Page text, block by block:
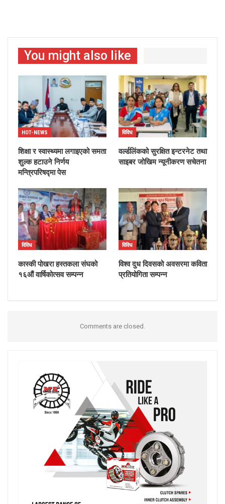
You might also like
HOT-NEWS
शिक्षा र स्वास्थ्यमा लगाइएको समता
शुल्क हटाउने निर्णय
मन्त्रिपरिषद्मा पेस
विविध
वर्ल्डलिंकको सुरक्षित इन्टरनेट तथा
साइबर जोखिम न्यूनीकरण सचेतना
विविध
कास्की पोखरा हस्तकला संघको
१६औं वार्षिकोत्सव सम्पन्न
विविध
विश्व दुध दिवसको अवसरमा कविता
प्रतियोगिता सम्पन्न
Comments are closed.